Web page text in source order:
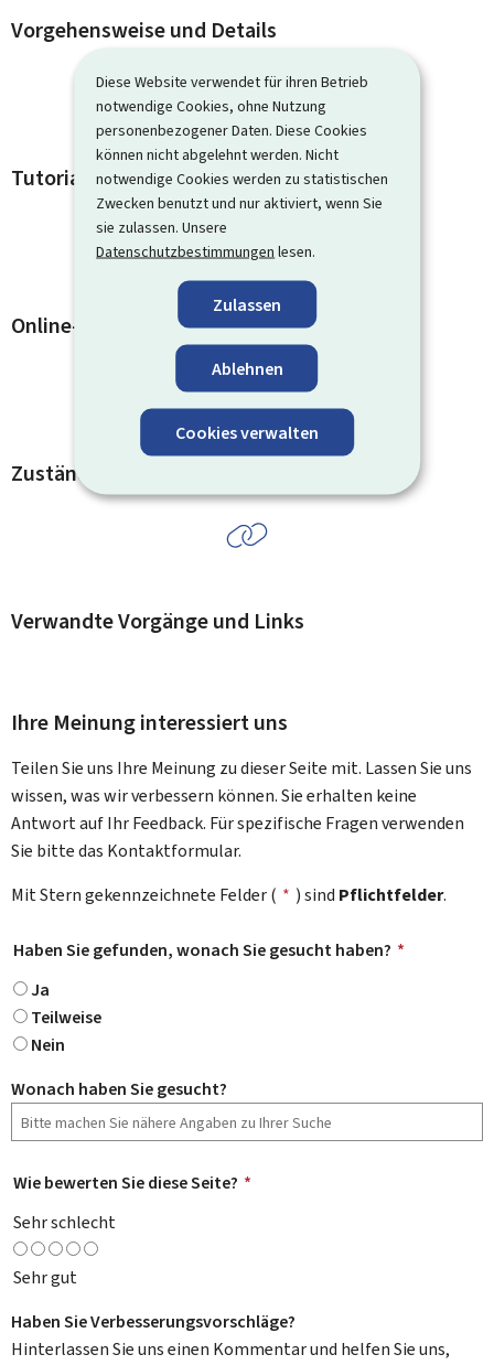
Diese Website verwendet für ihren Betrieb
notwendige Cookies, ohne Nutzung
personenbezogener Daten. Diese Cookies
können nicht abgelehnt werden. Nicht
notwendige Cookies werden zu statistischen
Zwecken benutzt und nur aktiviert, wenn Sie
sie zulassen. Unsere
Datenschutzbestimmungen lesen.
Zulassen
Ablehnen
Cookies verwalten
Vorgehensweise und Details
Tutorials
Online-Dienste und Formulare
Zuständige Kontaktstellen
Verwandte Vorgänge und Links
Ihre Meinung interessiert uns
Teilen Sie uns Ihre Meinung zu dieser Seite mit. Lassen Sie uns
wissen, was wir verbessern können. Sie erhalten keine
Antwort auf Ihr Feedback. Für spezifische Fragen verwenden
Sie bitte das Kontaktformular.
Mit Stern gekennzeichnete Felder ( * ) sind Pflichtfelder.
Haben Sie gefunden, wonach Sie gesucht haben? *
Ja
Teilweise
Nein
Wonach haben Sie gesucht?
Wie bewerten Sie diese Seite? *
Sehr schlecht
Sehr gut
Haben Sie Verbesserungsvorschläge?
Hinterlassen Sie uns einen Kommentar und helfen Sie uns,